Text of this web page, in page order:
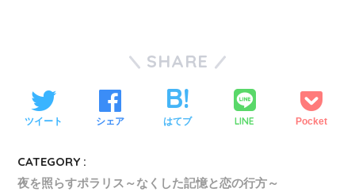
SHARE
ツイート シェア はてブ LINE Pocket
CATEGORY :
夜を照らすポラリス～なくした記憶と恋の行方～